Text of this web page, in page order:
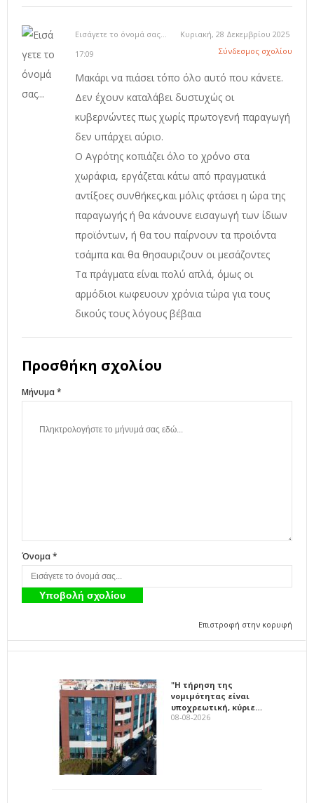
Εισάγετε το όνομά σας...
Κυριακή, 28 Δεκεμβρίου 2025
17:09
Σύνδεσμος σχολίου
Μακάρι να πιάσει τόπο όλο αυτό που κάνετε.
Δεν έχουν καταλάβει δυστυχώς οι
κυβερνώντες πως χωρίς πρωτογενή παραγωγή
δεν υπάρχει αύριο.
Ο Αγρότης κοπιάζει όλο το χρόνο στα
χωράφια, εργάζεται κάτω από πραγματικά
αντίξοες συνθήκες,και μόλις φτάσει η ώρα της
παραγωγής ή θα κάνουνε εισαγωγή των ίδιων
προϊόντων, ή θα του παίρνουν τα προϊόντα
τσάμπα και θα θησαυριζουν οι μεσάζοντες
Τα πράγματα είναι πολύ απλά, όμως οι
αρμόδιοι κωφευουν χρόνια τώρα για τους
δικούς τους λόγους βέβαια
Προσθήκη σχολίου
Μήνυμα *
Όνομα *
Επιστροφή στην κορυφή
"Η τήρηση της
νομιμότητας είναι
υποχρεωτική, κύριε…
08-08-2026